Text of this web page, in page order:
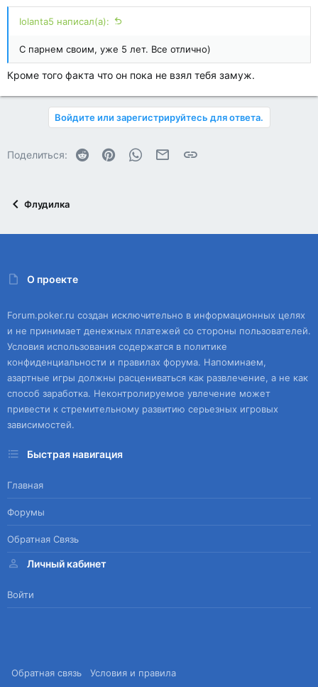
Iolanta5 написал(а):
С парнем своим, уже 5 лет. Все отлично)
Кроме того факта что он пока не взял тебя замуж.
Войдите или зарегистрируйтесь для ответа.
Поделиться: Reddit PinterestWhatsAppЭлектронная почта
Ссылка
Флудилка
О проекте
Forum.poker.ru создан исключительно в информационных целях
и не принимает денежных платежей со стороны пользователей.
Условия использования содержатся в политике
конфиденциальности и правилах форума. Напоминаем,
азартные игры должны расцениваться как развлечение, а не как
способ заработка. Неконтролируемое увлечение может
привести к стремительному развитию серьезных игровых
зависимостей.
Быстрая навигация
Главная
Форумы
Обратная Связь
Личный кабинет
Войти
Обратная связь Условия и правила